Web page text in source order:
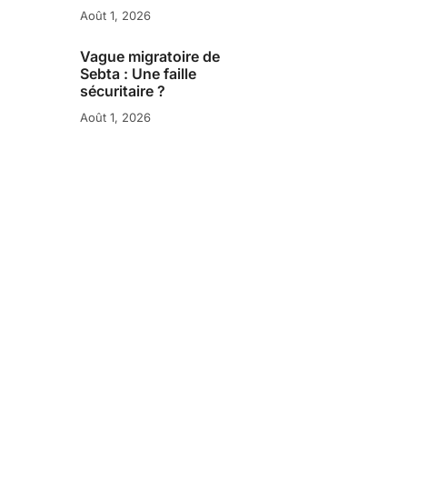
Août 1, 2026
Vague migratoire de
Sebta : Une faille
sécuritaire ?
Août 1, 2026